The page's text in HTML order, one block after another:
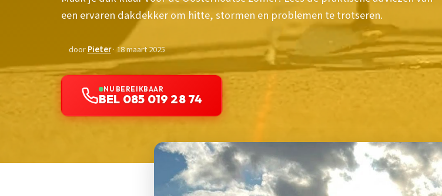
een ervaren dakdekker om hitte, stormen en problemen te trotseren.
doorPieter· 18 maart 2025
NU BEREIKBAAR
BEL 085 019 28 74